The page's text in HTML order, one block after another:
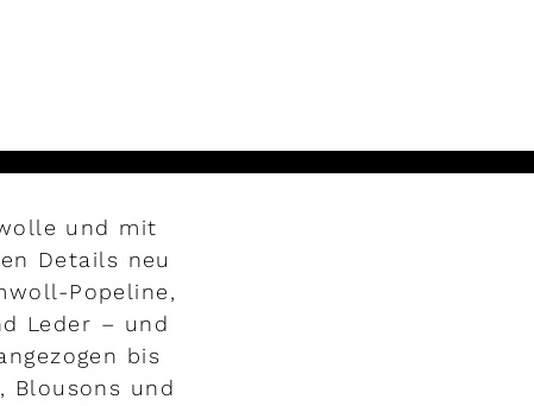
und mit
Details neu
Popeline,
Leder – und
bis
Blousons und